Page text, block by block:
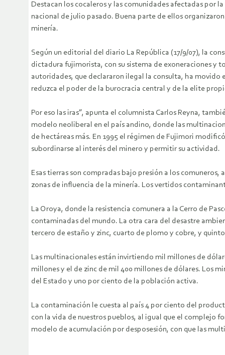
Destacan los cocaleros y las comunidades afectadas por
nacional de julio pasado. Buena parte de ellos
minería.
Según un editorial del diario La República (17/9/07), la
dictadura fujimorista, con su sistema de exoneraciones y
autoridades, que declararon ilegal la consulta, ha
reduzca el poder de la burocracia central y de la elite
Por eso las iras”, apunta el columnista Carlos Reyna,
modelo neoliberal en el país andino, donde las
de hectáreas más. En 1995 el régimen de Fujimori
subordinarse al interés del minero y permitir su actividad.
Esas tierras son compradas bajo presión a los
zonas de influencia de la minería. Los vertidos
La Oroya, donde la resistencia comunera a la Cerro de
contaminadas del mundo. La otra cara del desastre
tercero de estaño y zinc, cuarto de plomo y cobre, y
Las multinacionales están invirtiendo mil millones de
millones y el de zinc de mil 400 millones de dólares. Los
del Estado y uno por ciento de la población activa.
La contaminación le cuesta al país 4 por ciento del
con la vida de nuestros pueblos, al igual que el complejo
modelo de acumulación por desposesión, con que las